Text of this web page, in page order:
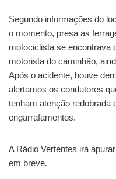
Segundo informações do
o momento, presa às
motociclista se encontrava
motorista do caminhão,
Após o acidente, houve
alertamos os condutores
tenham atenção redobrada
engarrafamentos.
A Rádio Vertentes irá
em breve.